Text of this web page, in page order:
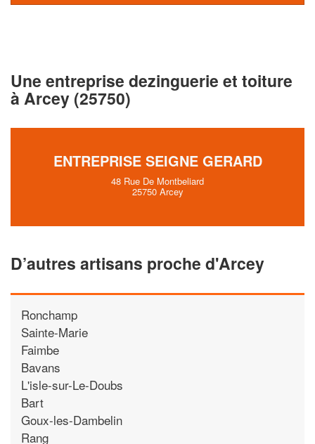
Une entreprise dezinguerie et toiture
à Arcey (25750)
ENTREPRISE SEIGNE GERARD
48 Rue De Montbeliard
25750 Arcey
D’autres artisans proche d'Arcey
Ronchamp
Sainte-Marie
Faimbe
Bavans
L'isle-sur-Le-Doubs
Bart
Goux-les-Dambelin
Rang